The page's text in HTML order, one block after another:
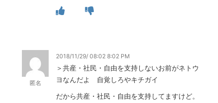
匿名
2018/11/29/ 08:02 8:02 PM
＞共産・社民・自由を支持しないお前がネトウ
ヨなんだよ 自覚しろやキチガイ
だから共産・社民・自由を支持してますけど。